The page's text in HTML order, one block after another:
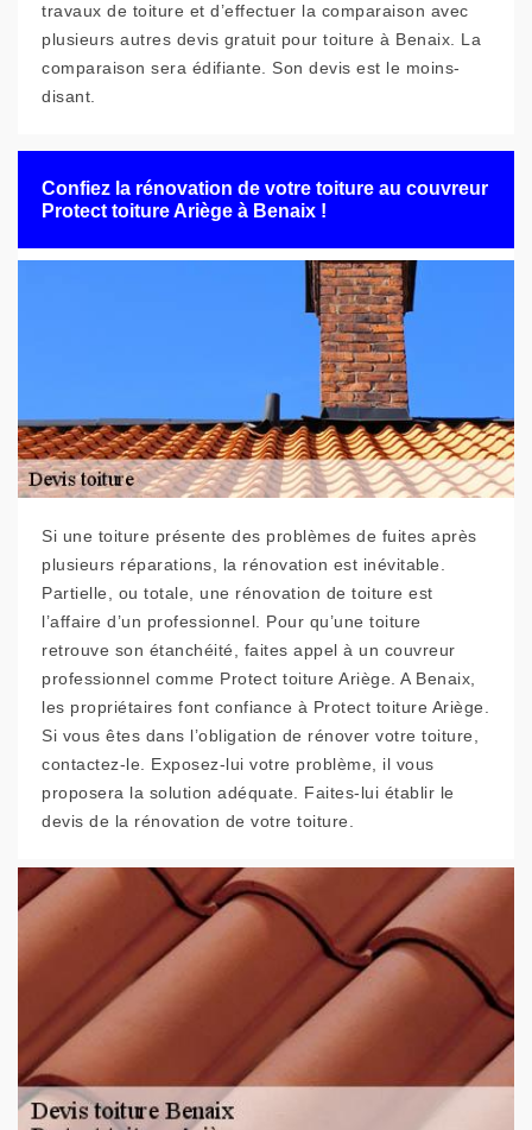
travaux de toiture et d’effectuer la comparaison avec
plusieurs autres devis gratuit pour toiture à Benaix. La
comparaison sera édifiante. Son devis est le moins-
disant.
Confiez la rénovation de votre toiture au couvreur
Protect toiture Ariège à Benaix !
Si une toiture présente des problèmes de fuites après
plusieurs réparations, la rénovation est inévitable.
Partielle, ou totale, une rénovation de toiture est
l’affaire d’un professionnel. Pour qu’une toiture
retrouve son étanchéité, faites appel à un couvreur
professionnel comme Protect toiture Ariège. A Benaix,
les propriétaires font confiance à Protect toiture Ariège.
Si vous êtes dans l’obligation de rénover votre toiture,
contactez-le. Exposez-lui votre problème, il vous
proposera la solution adéquate. Faites-lui établir le
devis de la rénovation de votre toiture.